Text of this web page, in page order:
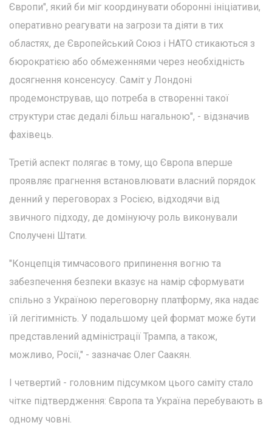
Європи", який би міг координувати оборонні ініціативи,
оперативно реагувати на загрози та діяти в тих
областях, де Європейський Союз і НАТО стикаються з
бюрократією або обмеженнями через необхідність
досягнення консенсусу. Саміт у Лондоні
продемонстрував, що потреба в створенні такої
структури стає дедалі більш нагальною", - відзначив
фахівець.
Третій аспект полягає в тому, що Європа вперше
проявляє прагнення встановлювати власний порядок
денний у переговорах з Росією, відходячи від
звичного підходу, де домінуючу роль виконували
Сполучені Штати.
"Концепція тимчасового припинення вогню та
забезпечення безпеки вказує на намір сформувати
спільно з Україною переговорну платформу, яка надає
їй легітимність. У подальшому цей формат може бути
представлений адміністрації Трампа, а також,
можливо, Росії," - зазначає Олег Саакян.
І четвертий - головним підсумком цього саміту стало
чітке підтвердження: Європа та Україна перебувають в
одному човні.